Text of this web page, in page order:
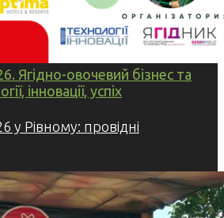
Ягідно-овочевий бізнес та
інновації, успіх
у Рівному: провідні